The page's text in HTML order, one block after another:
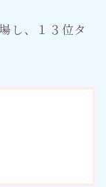
し、１３位タ